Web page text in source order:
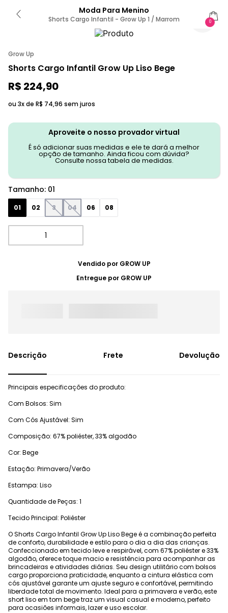
Moda Para Menino
Shorts Cargo Infantil - Grow Up 1 / Marrom 0
Grow Up
Shorts Cargo Infantil Grow Up Liso Bege
R$ 224,90
ou 3x de R$ 74,96 sem juros
Aproveite o nosso provador virtual
É só adicionar suas medidas e ele te dará a melhor
opção de tamanho. Ainda ficou com dúvida?
Consulte nossa tabela de medidas.
Tamanho: 01
01 02 3 04 06 08
Vendido por GROW UP
Entregue por GROW UP
Frete Devolução
Principais especificações do produto:
Com Bolsos: Sim
Com Cós Ajustável: Sim
Composição: 67% poliéster, 33% algodão
Cor: Bege
Estação: Primavera/Verão
Estampa: Liso
Quantidade de Peças: 1
Tecido Principal: Poliéster
O Shorts Cargo Infantil Grow Up Liso Bege é a combinação perfeita
de conforto, durabilidade e estilo para o dia a dia das crianças.
Confeccionado em tecido leve e respirável, com 67% poliéster e 33%
algodão, oferece toque macio e resistência para acompanhar as
brincadeiras e atividades diárias. Seu design utilitário com bolsos
cargo proporciona praticidade, enquanto a cintura elástica com
cós ajustável garante um ajuste seguro e confortável, permitindo
liberdade total de movimento. Ideal para a primavera e verão, este
short liso em tom bege traz um visual casual e moderno, perfeito
para ocasiões informais, lazer e uso escolar.